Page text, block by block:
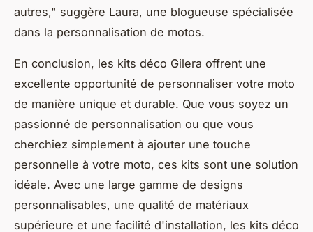
autres," suggère Laura, une blogueuse spécialisée
dans la personnalisation de motos.
En conclusion, les kits déco Gilera offrent une
excellente opportunité de personnaliser votre moto
de manière unique et durable. Que vous soyez un
passionné de personnalisation ou que vous
cherchiez simplement à ajouter une touche
personnelle à votre moto, ces kits sont une solution
idéale. Avec une large gamme de designs
personnalisables, une qualité de matériaux
supérieure et une facilité d'installation, les kits déco